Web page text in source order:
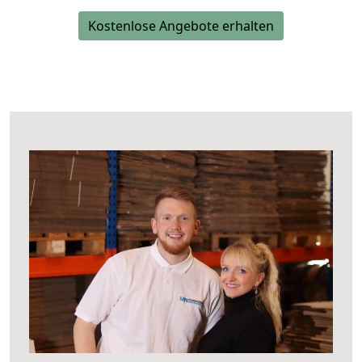
Kostenlose Angebote erhalten